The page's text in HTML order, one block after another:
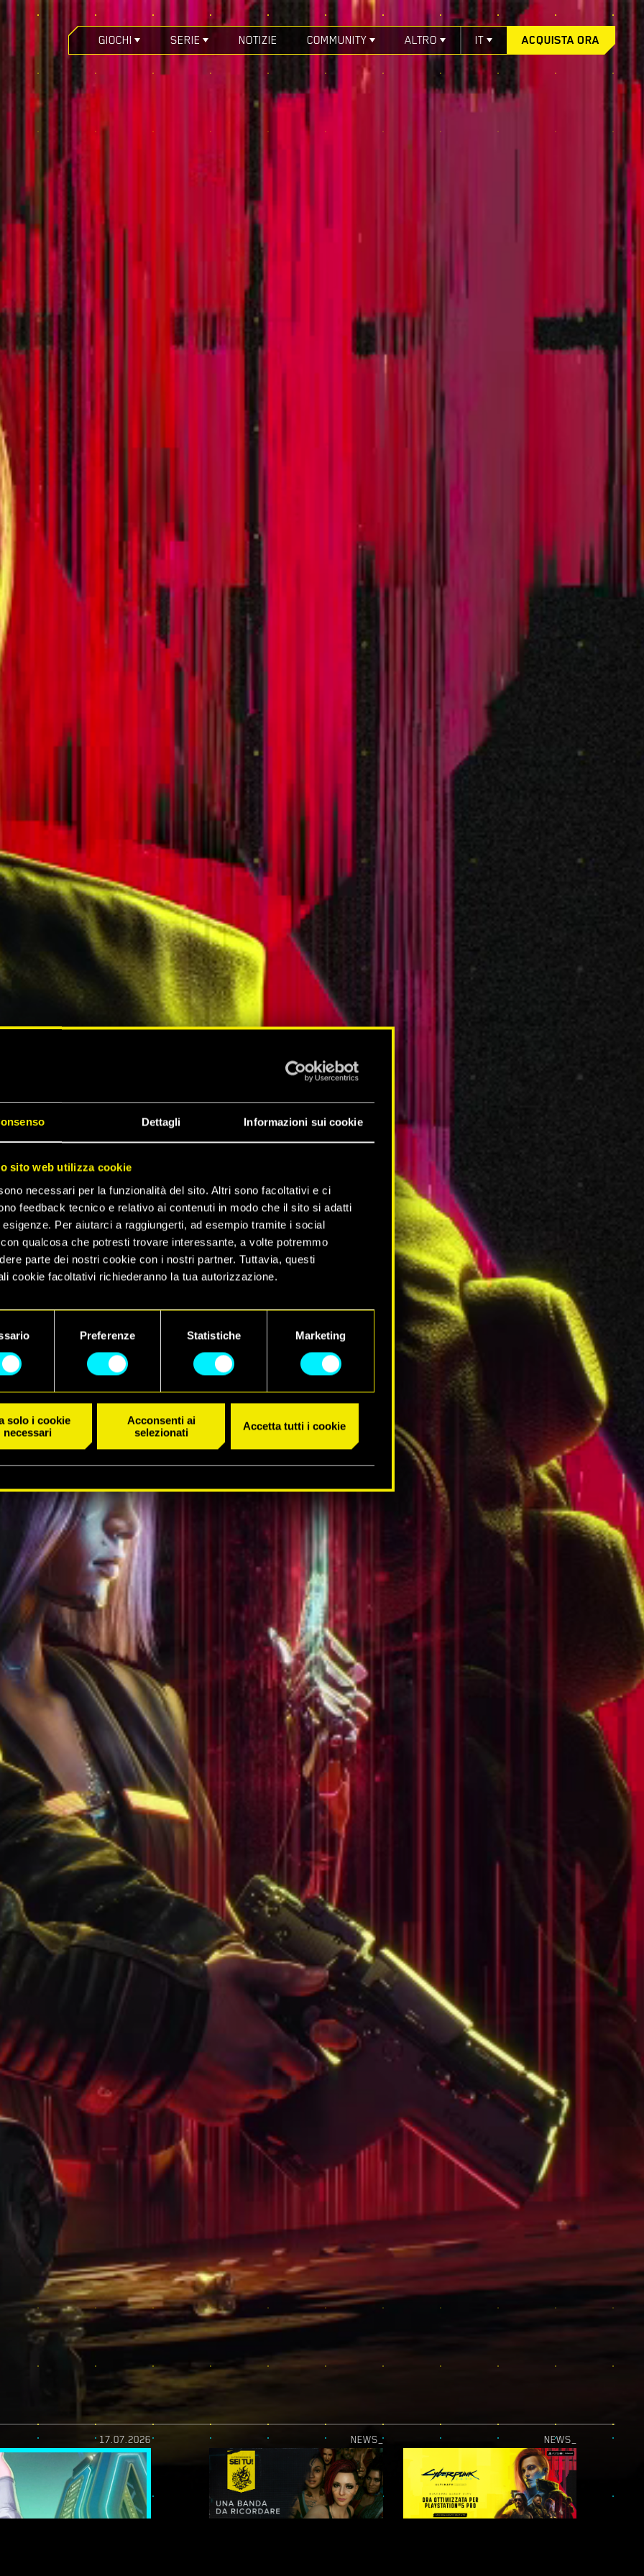
Dettagli Informazioni sui cookie
sito web utilizza cookie
necessari per la funzionalità del sito. Altri sono facoltativi e ci
feedback tecnico e relativo ai contenuti in modo che il sito si adatti
esigenze. Per aiutarci a raggiungerti, ad esempio tramite i social
qualcosa che potresti trovare interessante, a volte potremmo
parte dei nostri cookie con i nostri partner. Tuttavia, questi
cookie facoltativi richiederanno la tua autorizzazione.
su come utilizziamo i cookie e su come impostare le tue
Preferenze Statistiche Marketing
solo i cookie
necessari
Acconsenti ai
selezionati
Accetta tutti i cookie
GIOCHI SERIE NOTIZIE COMMUNITY ALTRO IT ACQUISTA ORA
DI
2077
17.07.2026 NEWS_ NEWS_